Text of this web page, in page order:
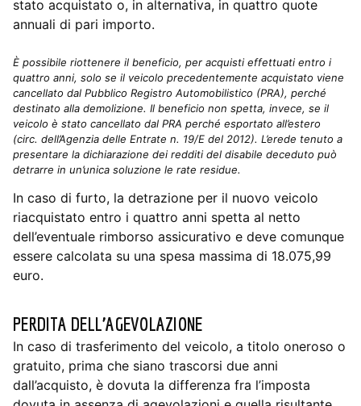
stato acquistato o, in alternativa, in quattro quote
annuali di pari importo.
È possibile riottenere il beneficio, per acquisti effettuati entro i
quattro anni, solo se il veicolo precedentemente acquistato viene
cancellato dal Pubblico Registro Automobilistico (PRA), perché
destinato alla demolizione. Il beneficio non spetta, invece, se il
veicolo è stato cancellato dal PRA perché esportato all’estero
(circ. dell’Agenzia delle Entrate n. 19/E del 2012). L’erede tenuto a
presentare la dichiarazione dei redditi del disabile deceduto può
detrarre in un’unica soluzione le rate residue.
In caso di furto, la detrazione per il nuovo veicolo
riacquistato entro i quattro anni spetta al netto
dell’eventuale rimborso assicurativo e deve comunque
essere calcolata su una spesa massima di 18.075,99
euro.
PERDITA DELL’AGEVOLAZIONE
In caso di trasferimento del veicolo, a titolo oneroso o
gratuito, prima che siano trascorsi due anni
dall’acquisto, è dovuta la differenza fra l’imposta